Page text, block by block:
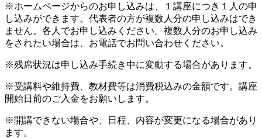
※ホームページからのお申し込みは、１講座につき１人の申
し込みができます。代表者の方が複数人分の申し込みはでき
ません。各人でお申し込みください。複数人分のお申し込み
をされたい場合は、お電話でお問い合わせください。
※残席状況は申し込み手続き中に変動する場合があります。
※受講料や維持費、教材費等は消費税込みの金額です。講座
開始日前のご入金をお願いします。
※開講できない場合や、日程、内容が変更になる場合があり
ます。